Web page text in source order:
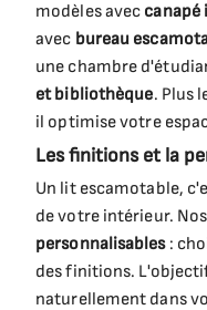
modèles avec canapé
avec bureau
une chambre
et bibliothèque. Plus
il optimise votre
Les finitions et la
Un lit escamotable,
de votre intérieur.
personnalisables:
des finitions.
naturellement dans